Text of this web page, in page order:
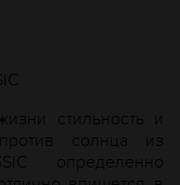
стильность и
солнца из
определенно